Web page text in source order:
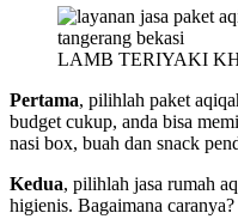
LAMB TERIYAKI
Pertama, pilihlah paket
budget cukup, anda bisa
nasi box, buah dan snack
Kedua, pilihlah jasa rumah
higienis. Bagaimana